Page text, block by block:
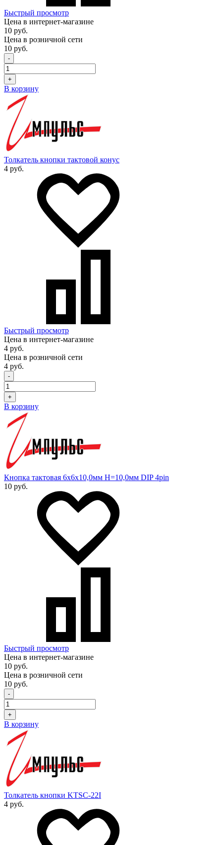
Быстрый просмотр
Цена в интернет-магазине
10 руб.
Цена в розничной сети
10 руб.
-
+
В корзину
Толкатель кнопки тактовой конус
4 руб.
Быстрый просмотр
Цена в интернет-магазине
4 руб.
Цена в розничной сети
4 руб.
-
+
В корзину
Кнопка тактовая 6х6х10,0мм H=10,0мм DIP 4pin
10 руб.
Быстрый просмотр
Цена в интернет-магазине
10 руб.
Цена в розничной сети
10 руб.
-
+
В корзину
Толкатель кнопки KTSC-22I
4 руб.